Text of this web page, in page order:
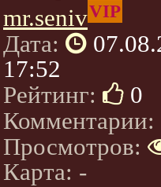
mr.senivVIP
Дата:
17:52
Рейтинг:
0
Комментарии:
Просмотров:
Карта: -